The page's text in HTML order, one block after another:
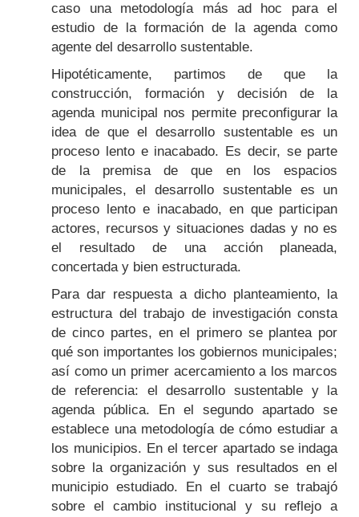
caso una metodología más ad hoc para el
estudio de la formación de la agenda como
agente del desarrollo sustentable.
Hipotéticamente, partimos de que la
construcción, formación y decisión de la
agenda municipal nos permite preconfigurar la
idea de que el desarrollo sustentable es un
proceso lento e inacabado. Es decir, se parte
de la premisa de que en los espacios
municipales, el desarrollo sustentable es un
proceso lento e inacabado, en que participan
actores, recursos y situaciones dadas y no es
el resultado de una acción planeada,
concertada y bien estructurada.
Para dar respuesta a dicho planteamiento, la
estructura del trabajo de investigación consta
de cinco partes, en el primero se plantea por
qué son importantes los gobiernos municipales;
así como un primer acercamiento a los marcos
de referencia: el desarrollo sustentable y la
agenda pública. En el segundo apartado se
establece una metodología de cómo estudiar a
los municipios. En el tercer apartado se indaga
sobre la organización y sus resultados en el
municipio estudiado. En el cuarto se trabajó
sobre el cambio institucional y su reflejo a